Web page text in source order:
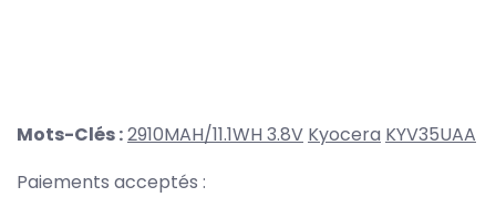
Mots-Clés :2910MAH/11.1WH 3.8V Kyocera KYV35UAA
Paiements acceptés :